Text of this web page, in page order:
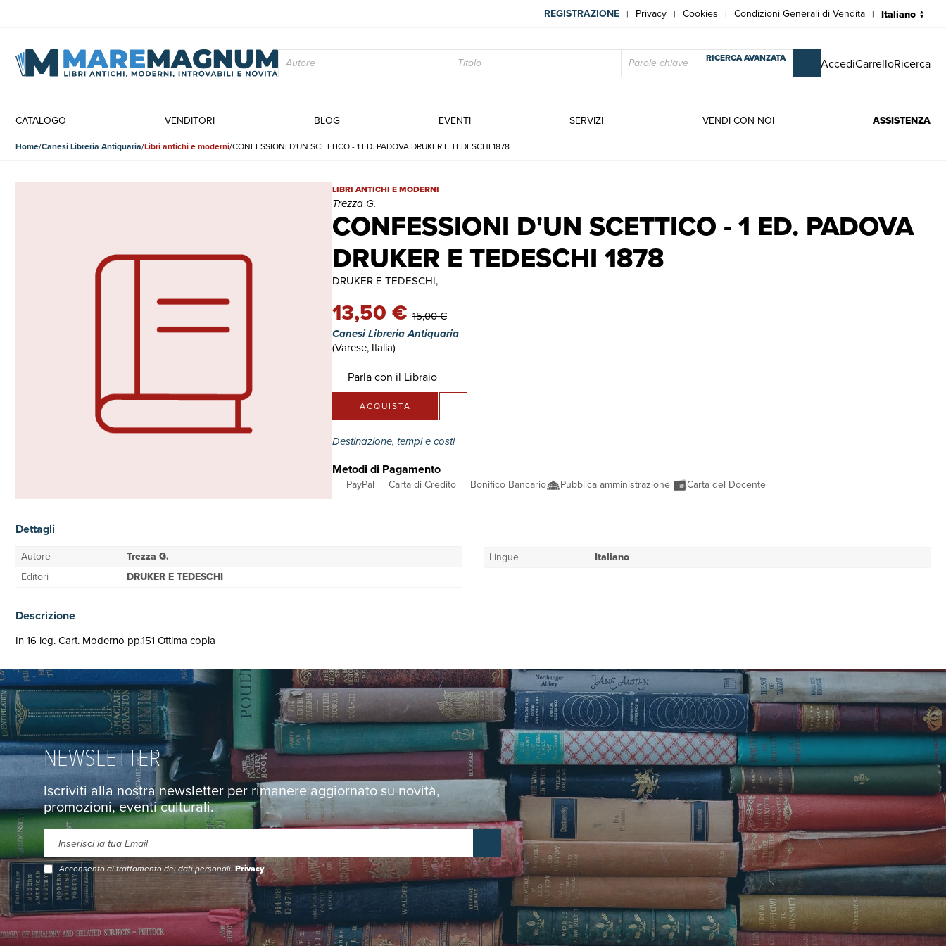
REGISTRAZIONE | Privacy | Cookies | Condizioni Generali di Vendita |
RICERCA AVANZATA AccediCarrelloRicerca
CATALOGO VENDITORI BLOG EVENTI SERVIZI VENDI CON NOI ASSISTENZA
Home Canesi Libreria Antiquaria Libri antichi e moderni CONFESSIONI D'UN SCETTICO - 1 ED. PADOVA DRUKER E TEDESCHI 1878
CONFESSIONI D'UN SCETTICO - 1 ED. PADOVA
DRUKER E TEDESCHI 1878
CONFESSIONI D'UN SCETTICO - 1 ED. PADOVA DRUKER E TEDESCHI 1878 | Libri antichi e moderni | Trezza G.
LIBRI ANTICHI E MODERNI
Trezza G.
DRUKER E TEDESCHI,
13,50 € 15,00 €
Canesi Libreria Antiquaria
(Varese, Italia)
Parla con il Libraio
ACQUISTA
Destinazione, tempi e costi
Metodi di Pagamento
PayPal Carta di Credito Bonifico Bancario Pubblica amministrazione Carta del Docente
Dettagli
Autore
Trezza G.
Editori
DRUKER E TEDESCHI
Lingue Italiano
Descrizione
In 16 leg. Cart. Moderno pp.151 Ottima copia
NEWSLETTER
Iscriviti alla nostra newsletter per rimanere aggiornato su novità,
promozioni, eventi culturali.
Acconsento al trattamento dei dati personali.Privacy